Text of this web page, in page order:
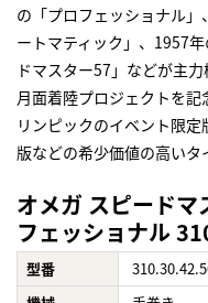
の「プロフェッショナル
ートマティック」、1957
ドマスター57」などが主
月面着陸プロジェクトを
リンピックのイベント限
版などの希少価値の高いタ
オメガ スピードマ
フェッショナル
型番